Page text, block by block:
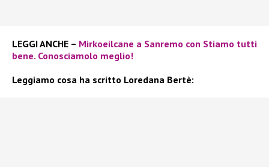
LEGGI ANCHE – Mirkoeilcane a Sanremo con Stiamo tutti
bene. Conosciamolo meglio!
Leggiamo cosa ha scritto Loredana Bertè: